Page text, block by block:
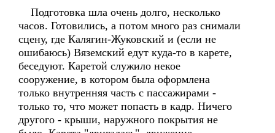
Подготовка шла очень долго, несколько
часов. Готовились, а потом много раз снимали
сцену, где Калягин-Жуковский и (если не
ошибаюсь) Вяземский едут куда-то в карете,
беседуют. Каретой служило некое
сооружение, в котором была оформлена
только внутренняя часть с пассажирами -
только то, что может попасть в кадр. Ничего
другого - крыши, наружного покрытия не